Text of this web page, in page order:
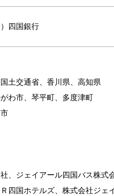
四国銀行
土交通省、香川県、高知県
わ市、琴平町、多度津町
、ジェイアール四国バス株式
四国ホテルズ、株式会社ジェ